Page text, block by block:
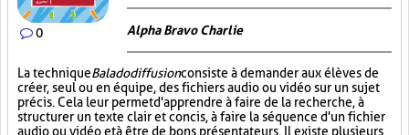
0 Alpha Bravo Charlie
La techniqueBaladodiffusionconsiste à demander aux élèves de
créer, seul ou en équipe, des fichiers audio ou vidéo sur un sujet
précis. Cela leur permet d'apprendre à faire de la recherche, à
structurer un texte clair et concis, à faire la séquence d'un fichier
audio ou vidéo et à être de bons présentateurs. Il existe plusieurs